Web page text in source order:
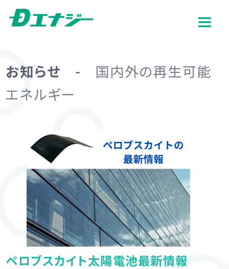
お知らせ -
国内外の再生可能
エネルギー
ペロブスカイト太陽電池最新情報